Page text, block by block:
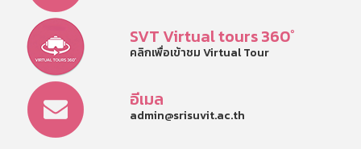
SVT Virtual tours 360°
คลิกเพื่อเข้าชม Virtual Tour
อีเมล
admin@srisuvit.ac.th